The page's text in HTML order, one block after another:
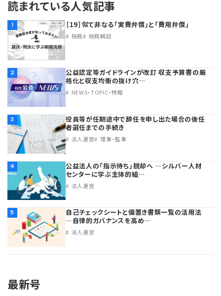
読まれている人気記事
1 ［19］似て非なる「実費弁償」と「費用弁償」
税務 税務解説
2
公益認定等ガイドラインが改訂 収支予算書の厳
格化と収支均衡の抜け穴…
NEWS・TOPIC・特報
3
役員等が任期途中で辞任を申し出た場合の後任
者選任までの手続き
法人運営 理事・監事
4
公益法人の「指示待ち」脱却へ ―シルバー人材
センターに学ぶ主体的組…
法人運営
5
自己チェックシートと備置き書類一覧の活用法
―自律的ガバナンスを高め…
法人運営
最新号